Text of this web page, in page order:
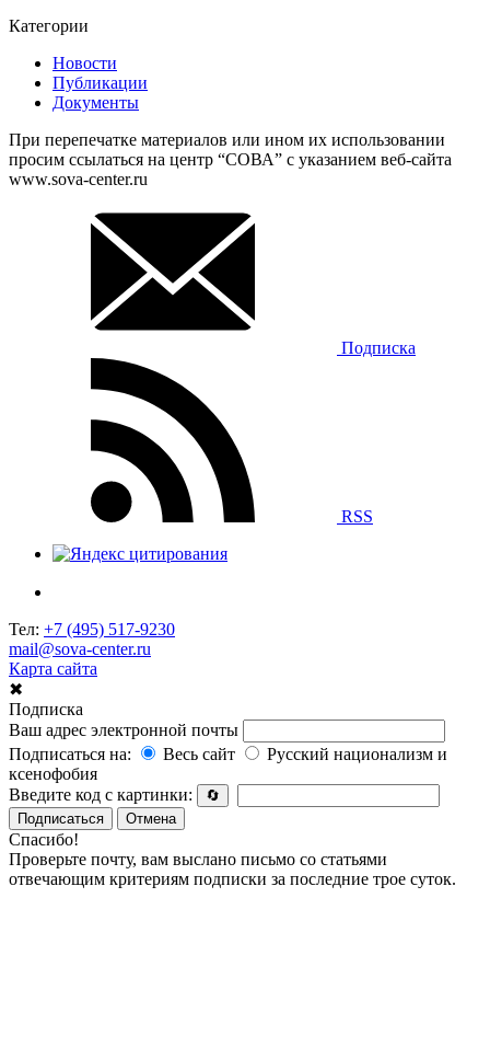
Категории
Новости
Публикации
Документы
При перепечатке материалов или ином их использовании
просим ссылаться на центр “СОВА” с указанием веб-сайта
www.sova-center.ru
Подписка
RSS
Тел: +7 (495) 517-9230
mail@sova-center.ru
Карта сайта
✖
Подписка
Ваш адрес электронной почты
Подписаться на:
Весь сайт
Русский национализм и
ксенофобия
Введите код с картинки:
🔄
Подписаться
Отмена
Спасибо!
Проверьте почту, вам выслано письмо со статьями
отвечающим критериям подписки за последние трое суток.